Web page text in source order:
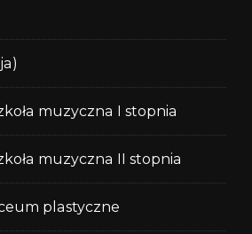
muzyczna I stopnia
muzyczna II stopnia
plastyczne